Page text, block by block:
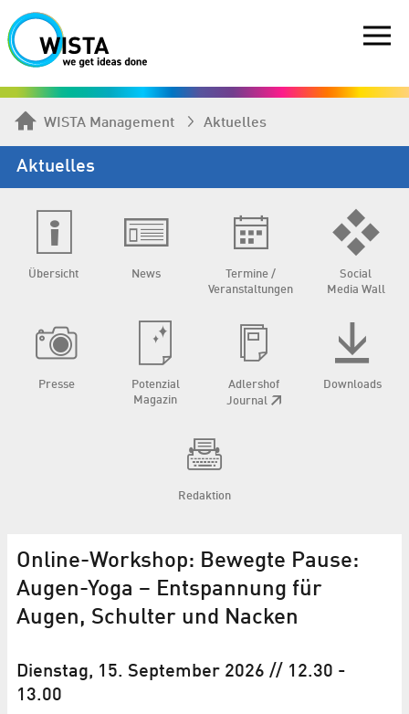
WISTA Management Aktuelles
Aktuelles
Übersicht News
Termine /
Veranstaltungen
Social
Media Wall
Presse
Potenzial
Magazin
Adlershof
Journal
Downloads
Redaktion
Online-Workshop: Bewegte Pause:
Augen-Yoga – Entspannung für
Augen, Schulter und Nacken
Dienstag, 15. September 2026 // 12.30 -
13.00